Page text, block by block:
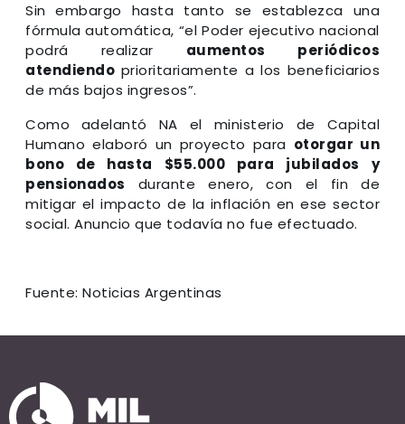
Sin embargo hasta tanto se establezca una
fórmula automática, “el Poder ejecutivo nacional
podrá realizar aumentos periódicos
atendiendo prioritariamente a los beneficiarios
de más bajos ingresos”.
Como adelantó NA el ministerio de Capital
Humano elaboró un proyecto para otorgar un
bono de hasta $55.000 para jubilados y
pensionados durante enero, con el fin de
mitigar el impacto de la inflación en ese sector
social. Anuncio que todavía no fue efectuado.
Fuente: Noticias Argentinas